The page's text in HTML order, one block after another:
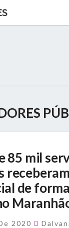
de
85
mil
auxílio
85 mil
de
2020